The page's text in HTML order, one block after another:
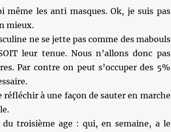
même les anti masques. Ok, je suis pas
mieux.
ne se jette pas comme des mabouls
leur tenue. Nous n’allons donc pas
Par contre on peut s’occuper des 5%
à une façon de sauter en marche
troisième age : qui, en semaine, a le